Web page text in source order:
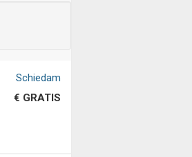
Schiedam
€ GRATIS